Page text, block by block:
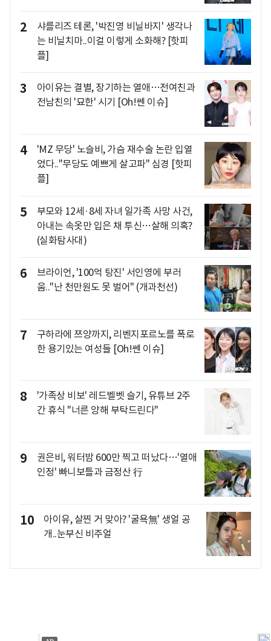
2
샤를리즈 테론, '박진영 비닐바지' 생각나
는 비닐치마..이걸 이렇게 소화해? [핫피
플]
3
아이유는 결별, 장기하는 열애…전여친과
전남친의 '묘한' 시기 [Oh!쎈 이슈]
4
'MZ 무당' 노슬비, 가슴 재수술 논란 입열
었다.."무당도 예쁘게 살고파" 심경 [핫피
플]
5
부모와 12세·8세 자녀 일가족 사망 사건,
아내는 속옷만 입은 채 투신…살해 의혹?
(실화탐사대)
6
브라이언, '100억 탕진' 서인영에 부러
움.."난 천만원도 못 벌어" (개과천선)
7
구하라에 쯔양까지, 리벤지포르노를 폭로
한 용기있는 여성들 [Oh!쎈 이슈]
8
'가족상 비보' 레드벨벳 슬기, 유튜브 2주
간 휴식 "너른 양해 부탁드린다"
9
권은비, 워터밤 600만 찍고 떠났다…'열애
인정' 빠니보틀과 금정산 行
10
아이유, 살찐 거 맞아? '굴욕無' 생얼 공
개..눈부신 비주얼